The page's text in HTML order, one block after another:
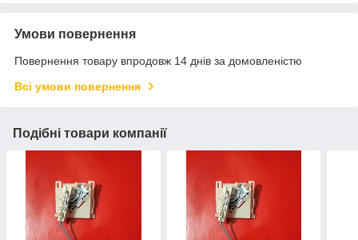
Умови повернення
Повернення товару впродовж 14 днів за домовленістю
Всі умови повернення
Подібні товари компанії